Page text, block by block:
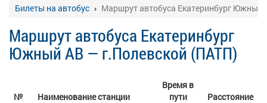
Билеты на автобус Маршрут автобуса Екатеринбург
Маршрут автобуса Екатеринбург
Южный АВ — г.Полевской (ПАТП)
№ Наименование станции
Время в
пути
Расстояние